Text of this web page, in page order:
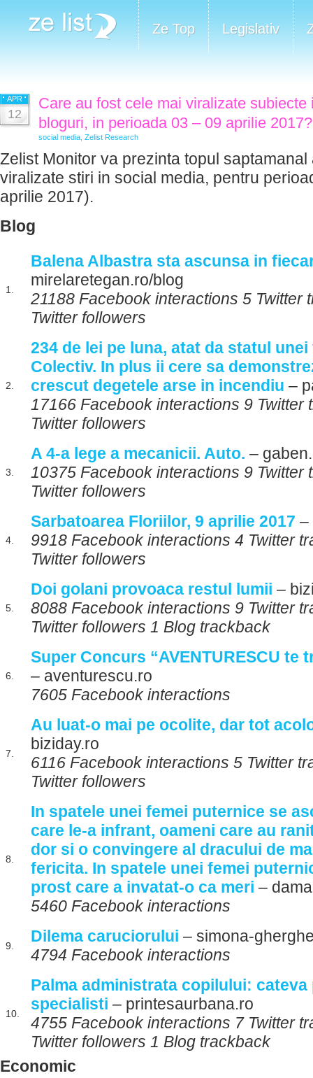
Ze Top Legislativ
APR
12
Care au fost cele mai viralizate
bloguri, in perioada 03 – 09 aprilie 2017?
social media Zelist Research
Zelist Monitor va prezinta topul saptamanal
viralizate stiri in social media, pentru
aprilie 2017).
Blog
1.
Balena Albastra sta ascunsa in
mirelaretegan.ro/blog
21188 Facebook interactions 5 Twitter
Twitter followers
2.
234 de lei pe luna, atat da statul
Colectiv. In plus ii cere sa
crescut degetele arse in incendiu –
17166 Facebook interactions 9 Twitter
Twitter followers
3.
A 4-a lege a mecanicii. Auto. –
10375 Facebook interactions 9 Twitter
Twitter followers
4.
Sarbatoarea Floriilor, 9 aprilie 2017 –
9918 Facebook interactions 4 Twitter
Twitter followers
5.
Doi golani provoaca restul lumii –
8088 Facebook interactions 9 Twitter
Twitter followers 1 Blog trackback
6.
Super Concurs “AVENTURESCU te
– aventurescu.ro
7605 Facebook interactions
7.
Au luat-o mai pe ocolite, dar tot
biziday.ro
6116 Facebook interactions 5 Twitter
Twitter followers
8.
In spatele unei femei puternice se
care le-a infrant, oameni care au
dor si o convingere al dracului de
fericita. In spatele unei femei
prost care a invatat-o ca meri –
5460 Facebook interactions
9.
Dilema caruciorului – simona-
4794 Facebook interactions
10.
Palma administrata copilului: cateva
specialisti – printesaurbana.ro
4755 Facebook interactions 7 Twitter
Twitter followers 1 Blog trackback
Economic